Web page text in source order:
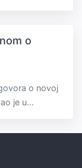
o
o novoj
je u...